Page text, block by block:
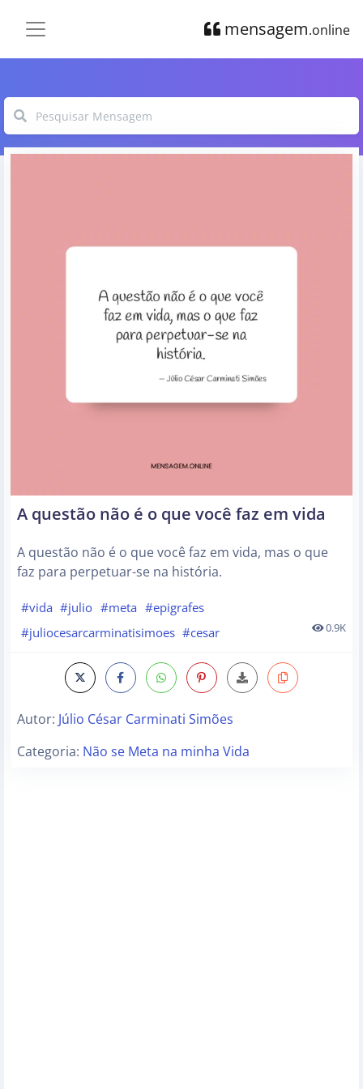
mensagem.online
A questão não é o que você faz em vida
A questão não é o que você faz em vida, mas o que
faz para perpetuar-se na história.
#vida #julio #meta #epigrafes
#juliocesarcarminatisimoes #cesar 0.9K
Autor: Júlio César Carminati Simões
Categoria: Não se Meta na minha Vida